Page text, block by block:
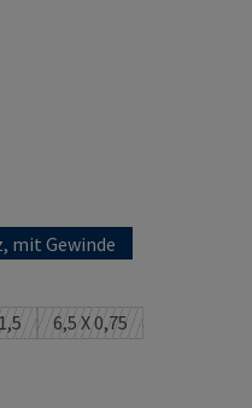
verfügbar.)
verfügbar.)
mit Gewinde
verfügbar.)
Option ist zurzeit nicht
6,5 X 0,75(Diese Option ist
verfügbar.)nicht verfügbar.)
ist zurzeit nicht verfügbar.)